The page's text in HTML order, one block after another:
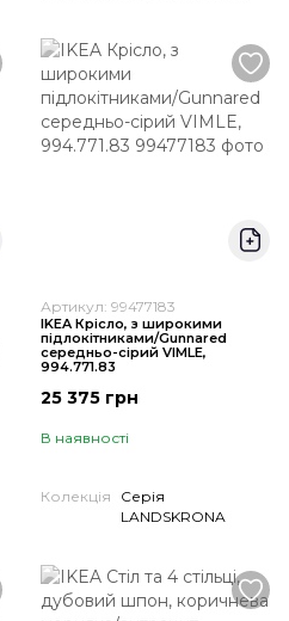
Артикул: 99477183
IKEA Крісло, з широкими
підлокітниками/Gunnared
середньо-сірий VIMLE,
994.771.83
25 375 грн
В наявності
Колекція
Серія
LANDSKRONA